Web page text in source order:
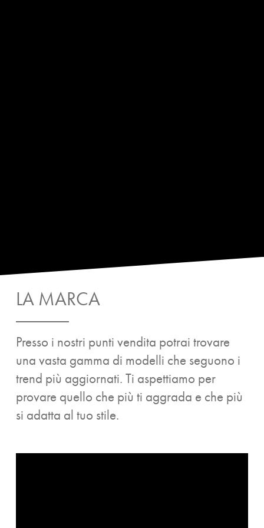
LA MARCA
Presso i nostri punti vendita potrai trovare
una vasta gamma di modelli che seguono i
trend più aggiornati. Ti aspettiamo per
provare quello che più ti aggrada e che più
si adatta al tuo stile.